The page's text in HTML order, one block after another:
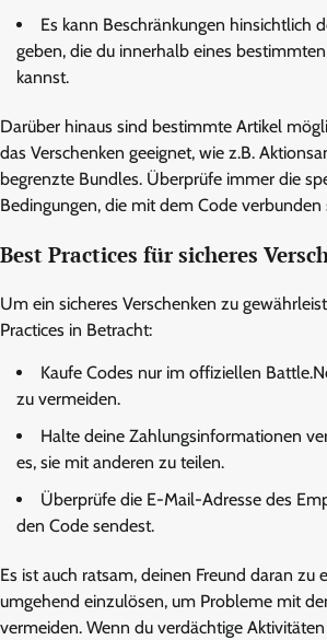
Es kann Beschränkungen hinsichtlich
geben, die du innerhalb eines
kannst.
Darüber hinaus sind bestimmte Artikel
das Verschenken geeignet, wie z.B.
begrenzte Bundles. Überprüfe immer die
Bedingungen, die mit dem Code verbunden
Best Practices für sicheres
Um ein sicheres Verschenken zu
Practices in Betracht:
Kaufe Codes nur im offiziellen
zu vermeiden.
Halte deine Zahlungsinformationen
es, sie mit anderen zu teilen.
Überprüfe die E-Mail-Adresse des
den Code sendest.
Es ist auch ratsam, deinen Freund daran zu
umgehend einzulösen, um Probleme mit
vermeiden. Wenn du verdächtige